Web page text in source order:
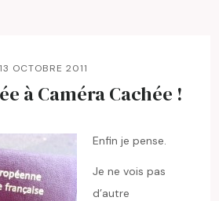
13 OCTOBRE 2011
à Caméra Cachée !
Enfin je pense.
Je ne vois pas
d’autre